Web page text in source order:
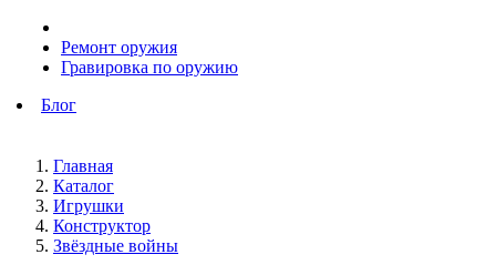
Ремонт оружия
Гравировка по оружию
Блог
Главная
Каталог
Игрушки
Конструктор
Звёздные войны